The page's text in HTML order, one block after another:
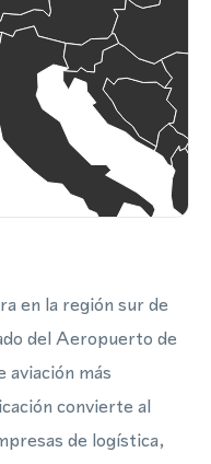
en la región sur de
del Aeropuerto de
más
convierte al
de logística,